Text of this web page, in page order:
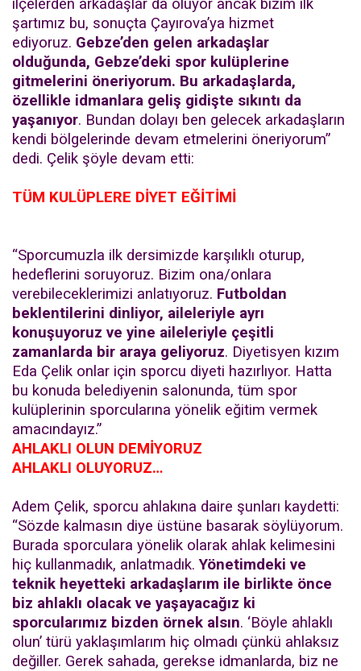
ilçelerden arkadaşlar da oluyor ancak bizim ilk
şartımız bu, sonuçta Çayırova’ya hizmet
ediyoruz. Gebze’den gelen arkadaşlar
olduğunda, Gebze’deki spor kulüplerine
gitmelerini öneriyorum. Bu arkadaşlarda,
özellikle idmanlara geliş gidişte sıkıntı da
yaşanıyor. Bundan dolayı ben gelecek arkadaşların
kendi bölgelerinde devam etmelerini öneriyorum”
dedi. Çelik şöyle devam etti:
TÜM KULÜPLERE DİYET EĞİTİMİ
“Sporcumuzla ilk dersimizde karşılıklı oturup,
hedeflerini soruyoruz. Bizim ona/onlara
verebileceklerimizi anlatıyoruz. Futboldan
beklentilerini dinliyor, aileleriyle ayrı
konuşuyoruz ve yine aileleriyle çeşitli
zamanlarda bir araya geliyoruz. Diyetisyen kızım
Eda Çelik onlar için sporcu diyeti hazırlıyor. Hatta
bu konuda belediyenin salonunda, tüm spor
kulüplerinin sporcularına yönelik eğitim vermek
amacındayız.”
AHLAKLI OLUN DEMİYORUZ
AHLAKLI OLUYORUZ…
Adem Çelik, sporcu ahlakına daire şunları kaydetti:
“Sözde kalmasın diye üstüne basarak söylüyorum.
Burada sporculara yönelik olarak ahlak kelimesini
hiç kullanmadık, anlatmadık.Yönetimdeki ve
teknik heyetteki arkadaşlarım ile birlikte önce
biz ahlaklı olacak ve yaşayacağız ki
sporcularımız bizden örnek alsın. ‘Böyle ahlaklı
olun’ türü yaklaşımlarım hiç olmadı çünkü ahlaksız
değiller. Gerek sahada, gerekse idmanlarda, biz ne